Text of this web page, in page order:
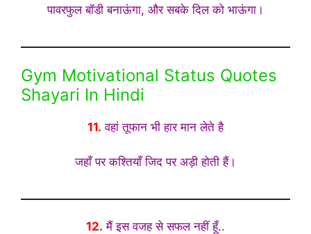
पावरफुल बॉडी बनाऊंगा, और सबके दिल को भाऊंगा।
Gym Motivational Status Quotes
Shayari In Hindi
11. वहां तूफान भी हार मान लेते है
जहाँ पर कश्तियाँ जिद पर अड़ी होती हैं।
12. मैं इस वजह से सफल नहीं हूँ..